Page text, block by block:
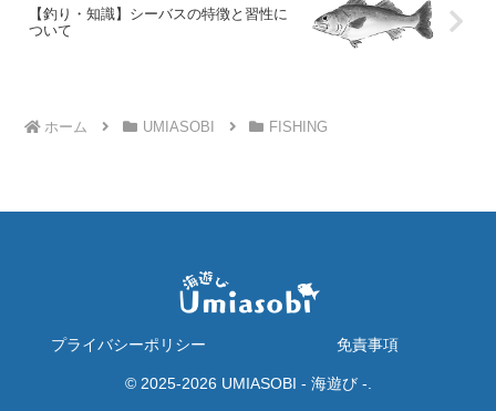
【釣り・知識】シーバスの特徴と習性に
ついて
ホーム UMIASOBI FISHING
プライバシーポリシー 免責事項
© 2025-2026 UMIASOBI - 海遊び -.